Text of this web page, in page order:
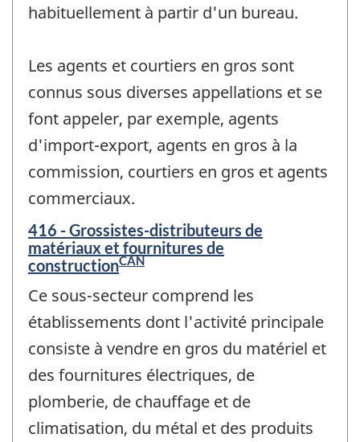
habituellement à partir d'un bureau.
Les agents et courtiers en gros sont
connus sous diverses appellations et se
font appeler, par exemple, agents
d'import-export, agents en gros à la
commission, courtiers en gros et agents
commerciaux.
416 - Grossistes-distributeurs de
matériaux et fournitures de
constructionCAN
Ce sous-secteur comprend les
établissements dont l'activité principale
consiste à vendre en gros du matériel et
des fournitures électriques, de
plomberie, de chauffage et de
climatisation, du métal et des produits